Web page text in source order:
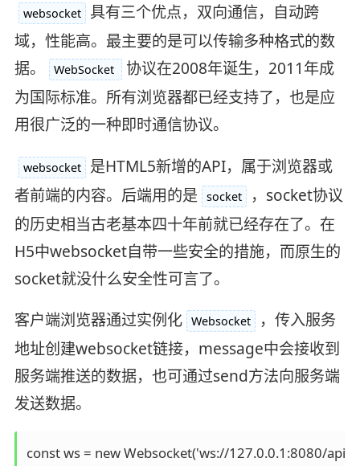
websocket
具有三个优点，双向通信，自动跨
域，性能高。最主要的是可以传输多种格式的数
据。
WebSocket
协议在2008年诞生，2011年成
为国际标准。所有浏览器都已经支持了，也是应
用很广泛的一种即时通信协议。
websocket
是HTML5新增的API，属于浏览器或
者前端的内容。后端用的是
socket
，socket协议
的历史相当古老基本四十年前就已经存在了。在
H5中websocket自带一些安全的措施，而原生的
socket就没什么安全性可言了。
客户端浏览器通过实例化 Websocket
，传入服务
地址创建websocket链接，message中会接收到
服务端推送的数据，也可通过send方法向服务端
发送数据。
const ws = new Websocket('ws://127.0.0.1:8080/api');